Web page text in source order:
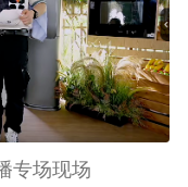
专场现场